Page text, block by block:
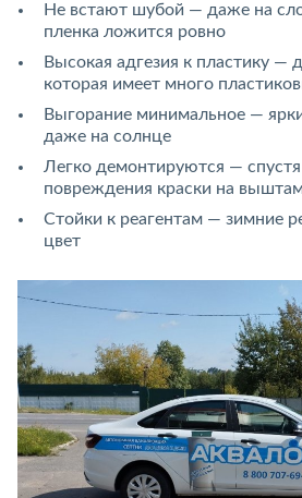
Не встают шубой — даже на
пленка ложится ровно
Высокая адгезия к пластику —
которая имеет много
Выгорание минимальное —
даже на солнце
Легко демонтируются —
повреждения краски на
Стойки к реагентам — зимние
цвет